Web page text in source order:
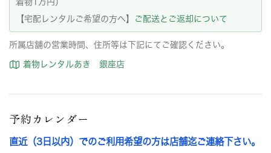
着物1万円）
【宅配レンタルご希望の方へ】
ご配送とご返却について
所属店舗の営業時間、住所等は下記にてご確認ください。
着物レンタルあき 銀座店
予約カレンダー
直近（3日以内）でのご利用希望の方は店舗迄ご連絡下さい。